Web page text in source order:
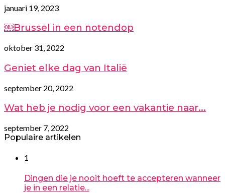
januari 19, 2023
￼Brussel in een notendop
oktober 31, 2022
Geniet elke dag van Italië
september 20, 2022
Wat heb je nodig voor een vakantie naar...
september 7, 2022
Populaire artikelen
1
Dingen die je nooit hoeft te accepteren wanneer
je in een relatie...